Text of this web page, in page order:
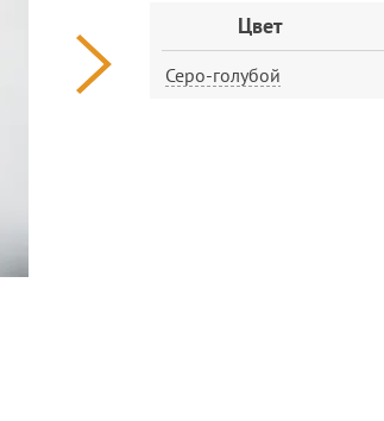
Цвет
Серо-голубой